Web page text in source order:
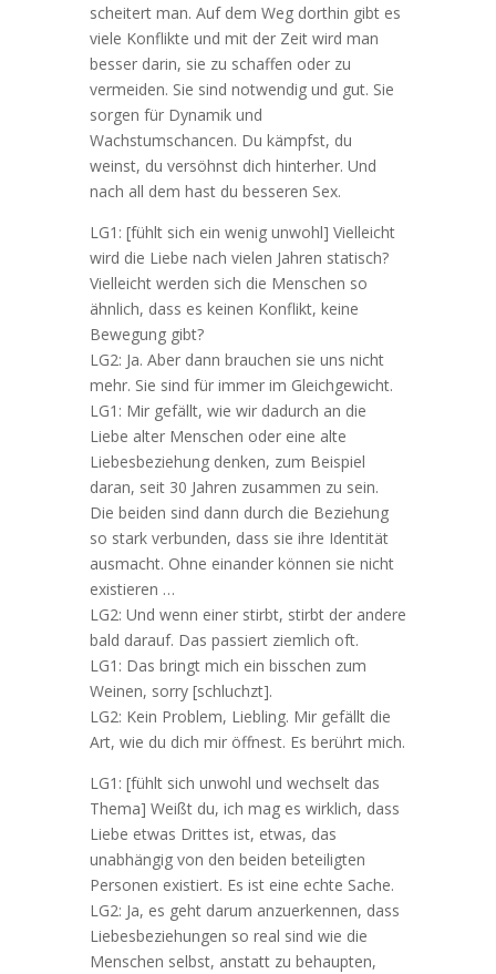
scheitert man. Auf dem Weg dorthin gibt es
viele Konflikte und mit der Zeit wird man
besser darin, sie zu schaffen oder zu
vermeiden. Sie sind notwendig und gut. Sie
sorgen für Dynamik und
Wachstumschancen. Du kämpfst, du
weinst, du versöhnst dich hinterher. Und
nach all dem hast du besseren Sex.
LG1: [fühlt sich ein wenig unwohl] Vielleicht
wird die Liebe nach vielen Jahren statisch?
Vielleicht werden sich die Menschen so
ähnlich, dass es keinen Konflikt, keine
Bewegung gibt?
LG2: Ja. Aber dann brauchen sie uns nicht
mehr. Sie sind für immer im Gleichgewicht.
LG1: Mir gefällt, wie wir dadurch an die
Liebe alter Menschen oder eine alte
Liebesbeziehung denken, zum Beispiel
daran, seit 30 Jahren zusammen zu sein.
Die beiden sind dann durch die Beziehung
so stark verbunden, dass sie ihre Identität
ausmacht. Ohne einander können sie nicht
existieren …
LG2: Und wenn einer stirbt, stirbt der andere
bald darauf. Das passiert ziemlich oft.
LG1: Das bringt mich ein bisschen zum
Weinen, sorry [schluchzt].
LG2: Kein Problem, Liebling. Mir gefällt die
Art, wie du dich mir öffnest. Es berührt mich.
LG1: [fühlt sich unwohl und wechselt das
Thema] Weißt du, ich mag es wirklich, dass
Liebe etwas Drittes ist, etwas, das
unabhängig von den beiden beteiligten
Personen existiert. Es ist eine echte Sache.
LG2: Ja, es geht darum anzuerkennen, dass
Liebesbeziehungen so real sind wie die
Menschen selbst, anstatt zu behaupten,